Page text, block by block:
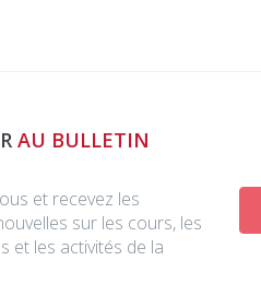
AU BULLETIN
et recevez les
sur les cours, les
et les activités de la